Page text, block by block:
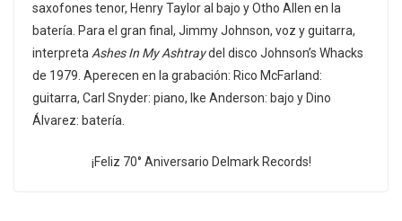
saxofones tenor, Henry Taylor al bajo y Otho Allen en la
batería. Para el gran final, Jimmy Johnson, voz y guitarra,
interpreta Ashes In My Ashtraydel disco Johnson’s Whacks
de 1979. Aperecen en la grabación: Rico McFarland:
guitarra, Carl Snyder: piano, Ike Anderson: bajo y Dino
Álvarez: batería.
¡Feliz 70° Aniversario Delmark Records!